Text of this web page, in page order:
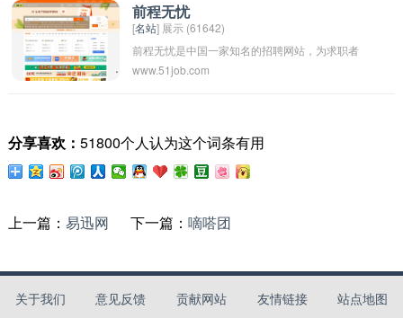
聘等内容，旨在传播正能量、引导青年关注社会
热点问题，促进青年成长成才。
前程无忧
[名站] 展示 (61642)
前程无忧是中国一家知名的招聘网站，为求职者
和企业提供招聘信息和招聘服务。它的目标是为
人才。这个名字暗示着在这个平台上，前途没有
障碍，一切都是顺利和无忧的。
www.51job.com
分享喜欢： 51800个人认为这个词条有用
上一篇： 易迅网 下一篇： 嘀嗒团
关于我们 意见反馈 贡献网站 友情链接 站点地图